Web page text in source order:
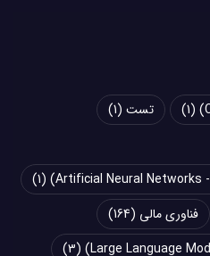
(1) تست (1)
(1)
فناوری مالی (164)
(3)